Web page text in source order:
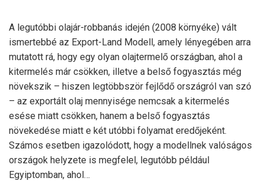
A legutóbbi olajár-robbanás idején (2008 környéke) vált
ismertebbé az Export-Land Modell, amely lényegében arra
mutatott rá, hogy egy olyan olajtermelő országban, ahol a
kitermelés már csökken, illetve a belső fogyasztás még
növekszik – hiszen legtöbbször fejlődő országról van szó
– az exportált olaj mennyisége nemcsak a kitermelés
esése miatt csökken, hanem a belső fogyasztás
növekedése miatt e két utóbbi folyamat eredőjeként.
Számos esetben igazolódott, hogy a modellnek valóságos
országok helyzete is megfelel, legutóbb például
Egyiptomban, ahol…